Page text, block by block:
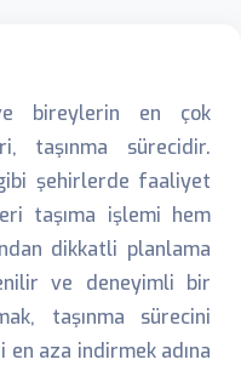
bireylerin en çok
taşınma sürecidir.
şehirlerde faaliyet
taşıma işlemi hem
dikkatli planlama
ve deneyimli bir
taşınma sürecini
en aza indirmek adına